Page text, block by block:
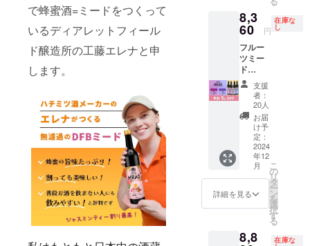
で蜂蜜酒=ミードをつくって
いるディアレットフィール
ド醸造所の工藤エレナと申
します。
ンマー
産、国
産）、
葡萄、
米こう
じ ・原
料: 蜂蜜
(ミャン
マー
産、国
産）、
ブルー
リー、
米こう
ろ過/ 無
香料 / 無
冷やし
てチー
クテル
バニ
スにか
けてス
イーツ
感覚 蜂
蜜酒醸
造所が
造る -
無ろ過
のミー
ド - ・
アル
コー
10%
（ス
ラベル
してス
トレー
ト・
ロック
チー
ズ・
ロース
トビー
フ・年
末に♪
炭
酸・ジ
ンジャ
エール
割
ジュー
ス・フ
バニ
ミード1
本（蜂
蜜・秩
父産ブ
ルーベ
リー使
用） ・
ピー
チ・
ミード1
本（蜂
蜜・
ハーブ
ティー
使用）
・シト
ラス・
花の蜂
8,3
60 円
在庫な
し
フルー
ツミー
ド
500ml 4
本 無濾
過のハ
チミツ
酒 ・フ
ルーツ
ミード2
本 （蜂
蜜・ち
ちぶ山
ルビー
使用）
・フ
ミード2
支援
者：
20人
お届
け予
定：
2024
年12
月
詳細を見る
こ
の
リ
タ
ー
ン
を
選
択
す
る
8,8 在庫な